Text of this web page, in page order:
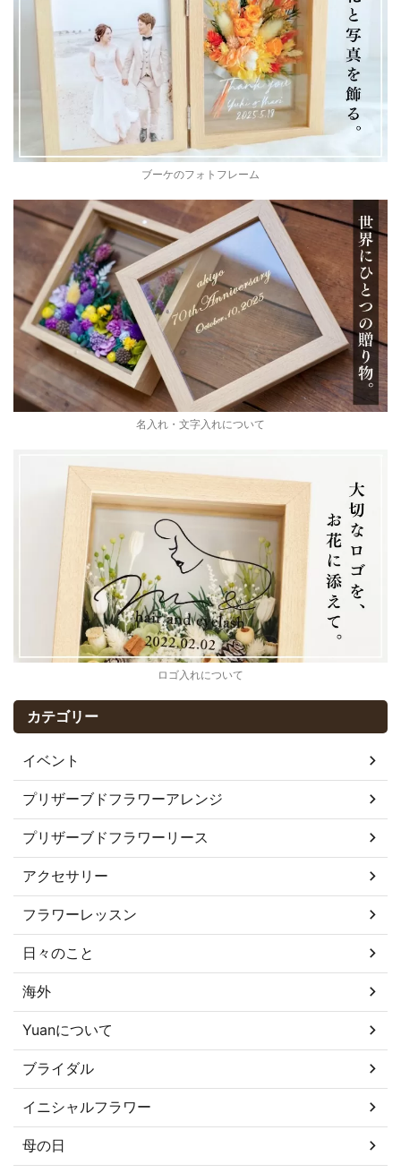
ブーケのフォトフレーム
名入れ・文字入れについて
ロゴ入れについて
カテゴリー
イベント
プリザーブドフラワーアレンジ
プリザーブドフラワーリース
アクセサリー
フラワーレッスン
日々のこと
海外
Yuanについて
ブライダル
イニシャルフラワー
母の日